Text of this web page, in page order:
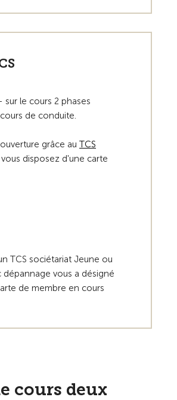
sur le cours 2 phases
de conduite.
grâce au TCS
disposez d'une carte
TCS sociétariat Jeune ou
vous a désigné
de membre en cours
cours deux